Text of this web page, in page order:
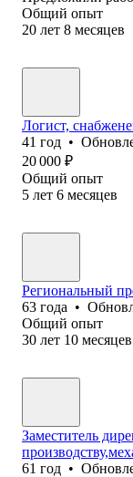
Общий опыт
20 лет 8 месяцев
Логист,
41 год •
20 000 ₽
Общий опыт
5 лет 6 месяцев
Региональный
63 года •
Общий опыт
30 лет 10 месяцев
Заместитель
61 год •